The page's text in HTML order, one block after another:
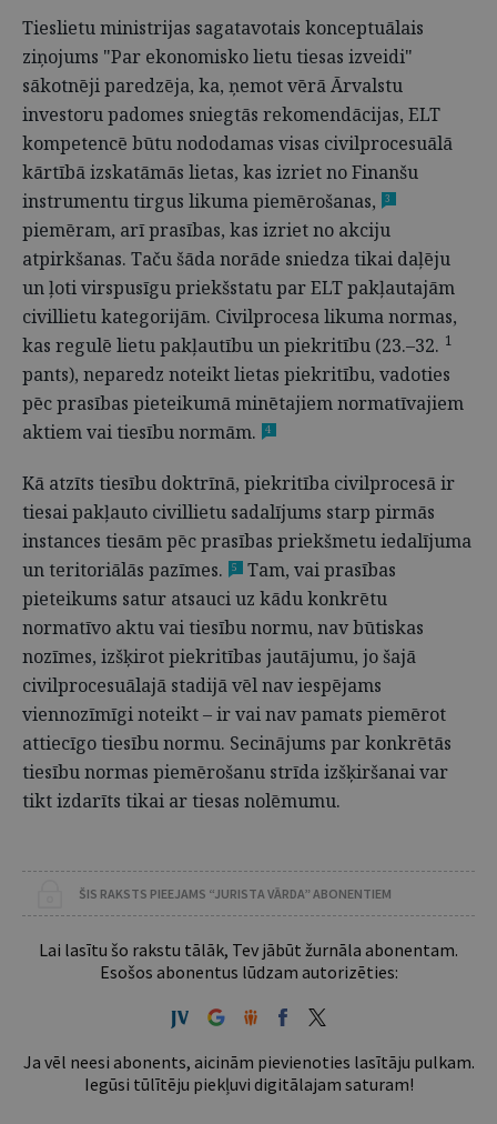
Tieslietu ministrijas sagatavotais konceptuālais
ziņojums "Par ekonomisko lietu tiesas izveidi"
sākotnēji paredzēja, ka, ņemot vērā Ārvalstu
investoru padomes sniegtās rekomendācijas, ELT
kompetencē būtu nododamas visas civilprocesuālā
kārtībā izskatāmās lietas, kas izriet no Finanšu
instrumentu tirgus likuma piemērošanas,
3
piemēram, arī prasības, kas izriet no akciju
atpirkšanas. Taču šāda norāde sniedza tikai daļēju
un ļoti virspusīgu priekšstatu par ELT pakļautajām
civillietu kategorijām. Civilprocesa likuma normas,
kas regulē lietu pakļautību un piekritību (23.–32. 1
pants), neparedz noteikt lietas piekritību, vadoties
pēc prasības pieteikumā minētajiem normatīvajiem
aktiem vai tiesību normām.
4
Kā atzīts tiesību doktrīnā, piekritība civilprocesā ir
tiesai pakļauto civillietu sadalījums starp pirmās
instances tiesām pēc prasības priekšmetu iedalījuma
un teritoriālās pazīmes.
5
Tam, vai prasības
pieteikums satur atsauci uz kādu konkrētu
normatīvo aktu vai tiesību normu, nav būtiskas
nozīmes, izšķirot piekritības jautājumu, jo šajā
civilprocesuālajā stadijā vēl nav iespējams
viennozīmīgi noteikt – ir vai nav pamats piemērot
attiecīgo tiesību normu. Secinājums par konkrētās
tiesību normas piemērošanu strīda izšķiršanai var
tikt izdarīts tikai ar tiesas nolēmumu.
ŠIS RAKSTS PIEEJAMS “JURISTA VĀRDA” ABONENTIEM
Lai lasītu šo rakstu tālāk, Tev jābūt žurnāla abonentam.
Esošos abonentus lūdzam autorizēties:
Ja vēl neesi abonents, aicinām pievienoties lasītāju pulkam.
Iegūsi tūlītēju piekļuvi digitālajam saturam!